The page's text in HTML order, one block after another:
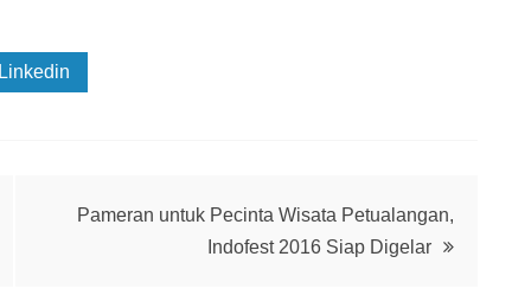
Linkedin
Pameran untuk Pecinta Wisata Petualangan,
Indofest 2016 Siap Digelar